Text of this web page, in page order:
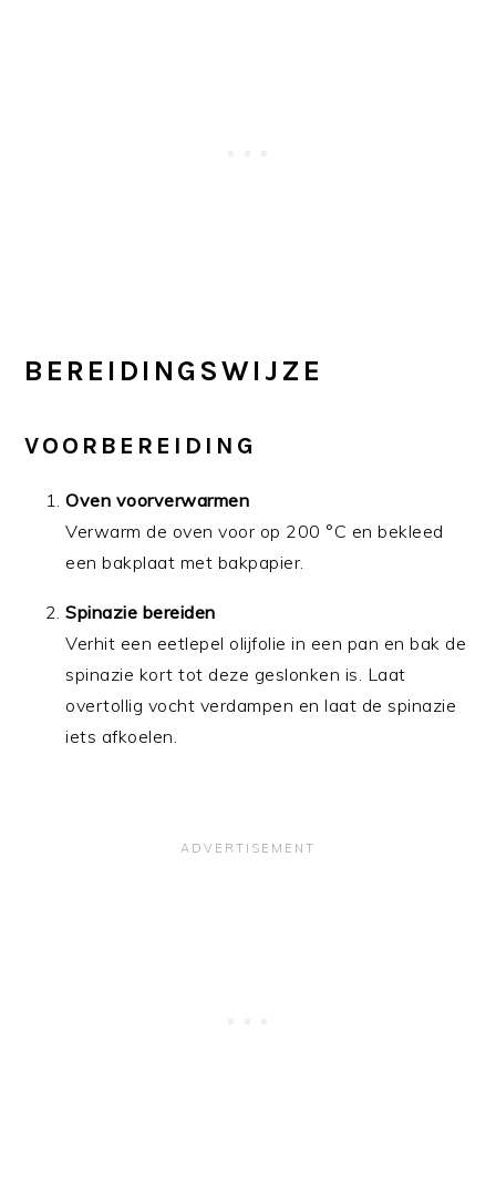
BEREIDINGSWIJZE
VOORBEREIDING
Oven voorverwarmen
Verwarm de oven voor op 200 °C en bekleed
een bakplaat met bakpapier.
Spinazie bereiden
Verhit een eetlepel olijfolie in een pan en bak de
spinazie kort tot deze geslonken is. Laat
overtollig vocht verdampen en laat de spinazie
iets afkoelen.